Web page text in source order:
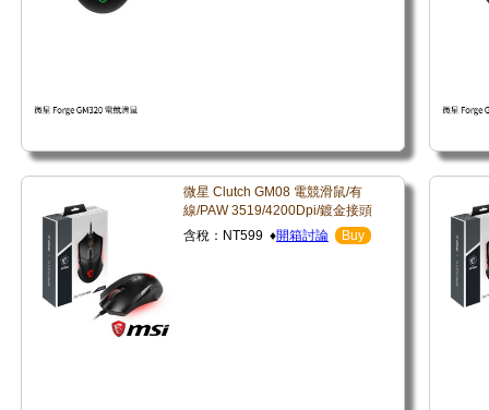
微星 Clutch GM08 電競滑鼠/有
線/PAW 3519/4200Dpi/鍍金接頭
含稅：NT599 ♦開箱討論 Buy